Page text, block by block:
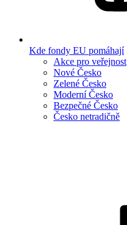
Kde fondy EU pomáhají
Akce pro veřejnost
Nové Česko
Zelené Česko
Moderní Česko
Bezpečné Česko
Česko netradičně